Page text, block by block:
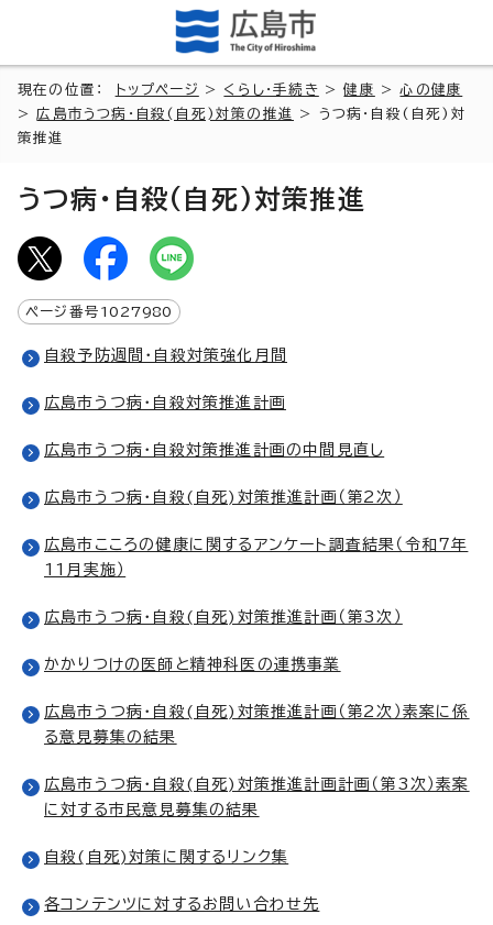
現在の位置： トップページ > くらし・手続き >健康 > 心の健康
>広島市うつ病・自殺(自死)対策の推進
> うつ病・自殺(自死)対
策推進
うつ病・自殺(自死)対策推進
ページ番号 1027980
自殺予防週間・自殺対策強化月間
広島市うつ病・自殺対策推進計画
広島市うつ病・自殺対策推進計画の中間見直し
広島市うつ病・自殺(自死)対策推進計画（第2次）
広島市こころの健康に関するアンケート調査結果（令和7年
11月実施）
広島市うつ病・自殺(自死)対策推進計画（第3次）
かかりつけの医師と精神科医の連携事業
広島市うつ病・自殺(自死)対策推進計画（第2次）素案に係
る意見募集の結果
広島市うつ病・自殺(自死)対策推進計画計画（第3次）素案
に対する市民意見募集の結果
自殺(自死)対策に関するリンク集
各コンテンツに対するお問い合わせ先